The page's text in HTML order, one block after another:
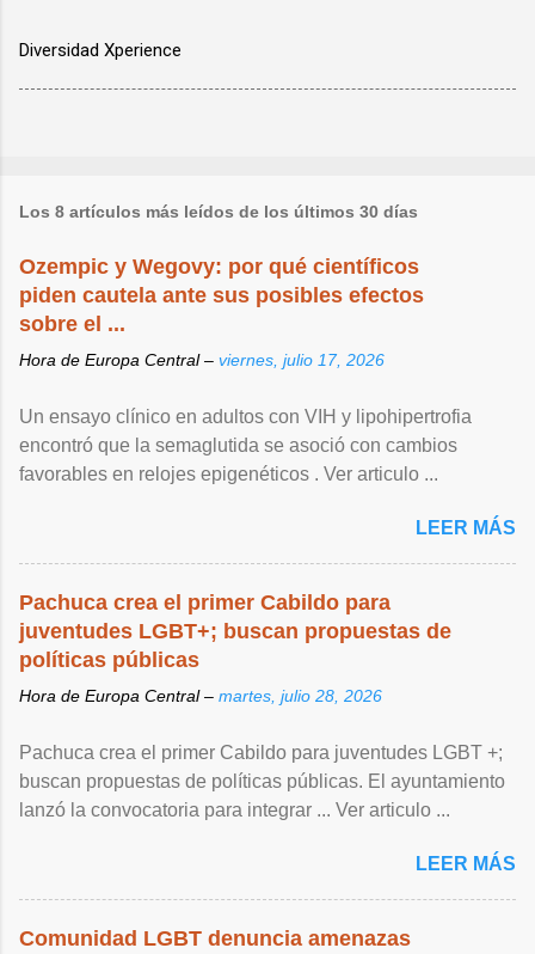
Diversidad Xperience
Los 8 artículos más leídos de los últimos 30 días
Ozempic y Wegovy: por qué científicos
piden cautela ante sus posibles efectos
sobre el ...
Hora de Europa Central – viernes, julio 17, 2026
Un ensayo clínico en adultos con VIH y lipohipertrofia
encontró que la semaglutida se asoció con cambios
favorables en relojes epigenéticos . Ver articulo ...
LEER MÁS
Pachuca crea el primer Cabildo para
juventudes LGBT+; buscan propuestas de
políticas públicas
Hora de Europa Central – martes, julio 28, 2026
Pachuca crea el primer Cabildo para juventudes LGBT +;
buscan propuestas de políticas públicas. El ayuntamiento
lanzó la convocatoria para integrar ... Ver articulo ...
LEER MÁS
Comunidad LGBT denuncia amenazas